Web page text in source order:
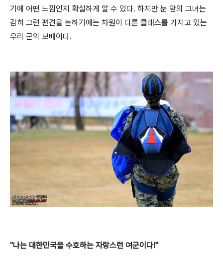
기에 어떤 느낌인지 확실하게 알 수 있다. 하지만 눈 앞의 그녀는
감히 그런 편견을 논하기에는 차원이 다른 클래스를 가지고 있는
우리 군의 보배이다.
"나는 대한민국을 수호하는 자랑스런 여군이다!"